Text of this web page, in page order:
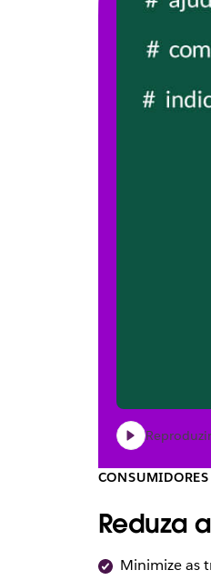
Reduza
Minimize as